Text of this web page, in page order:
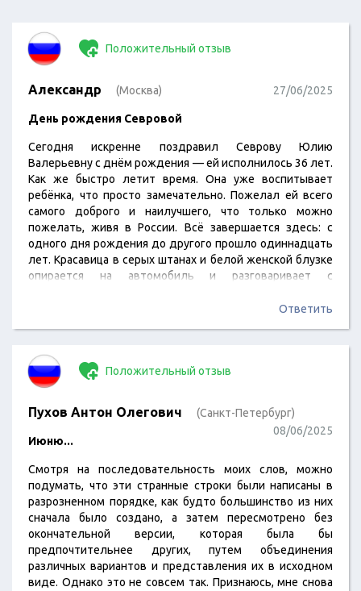
Положительный отзыв
Александр (Москва) 27/06/2025
День рождения Севровой
Сегодня искренне поздравил Севрову Юлию
Валерьевну с днём рождения — ей исполнилось 36 лет.
Как же быстро летит время. Она уже воспитывает
ребёнка, что просто замечательно. Пожелал ей всего
самого доброго и наилучшего, что только можно
пожелать, живя в России. Всё завершается здесь: с
одного дня рождения до другого прошло одиннадцать
лет. Красавица в серых штанах и белой женской блузке
опирается на автомобиль и разговаривает с
девочка вместе с отцом и братьями сказала дословно
Мне показалось, что…
Ответить
Положительный отзыв
Пухов Антон Олегович
(Санкт-Петербург)
08/06/2025
Июню...
Смотря на последовательность моих слов, можно
подумать, что эти странные строки были написаны в
разрозненном порядке, как будто большинство из них
сначала было создано, а затем пересмотрено без
окончательной версии, которая была бы
предпочтительнее других, путем объединения
различных вариантов и представления их в исходном
виде. Однако это не совсем так. Признаюсь, мне снова